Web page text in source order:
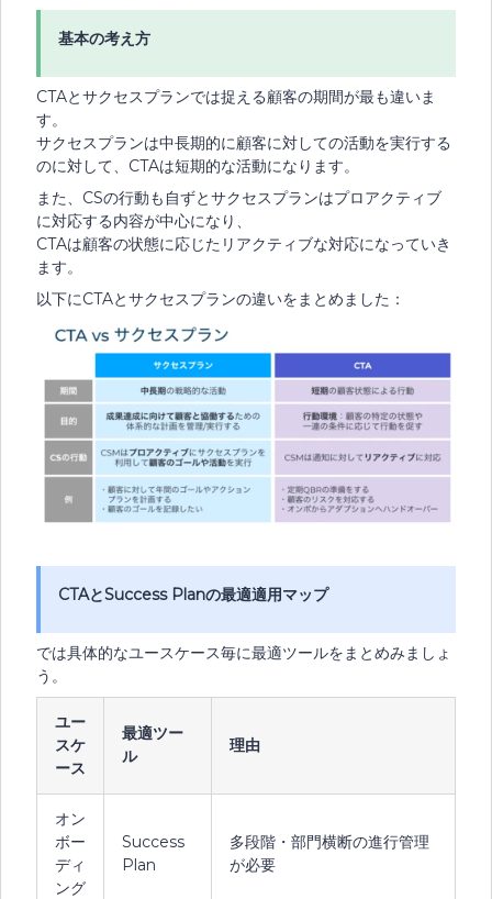
基本の考え方
CTAとサクセスプランでは捉える顧客の期間が最も違いま
す。
サクセスプランは中長期的に顧客に対しての活動を実行する
のに対して、CTAは短期的な活動になります。
また、CSの行動も自ずとサクセスプランはプロアクティブ
に対応する内容が中心になり、
CTAは顧客の状態に応じたリアクティブな対応になっていき
ます。
以下にCTAとサクセスプランの違いをまとめました：
CTAとSuccess Planの最適適用マップ
では具体的なユースケース毎に最適ツールをまとめみましょ
う。
ユー
スケ
ース
最適ツー
ル
理由
オン
ボー
ディ
ング
Success
Plan
多段階・部門横断の進行管理
が必要